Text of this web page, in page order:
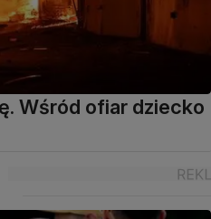
Wśród ofiar dziecko